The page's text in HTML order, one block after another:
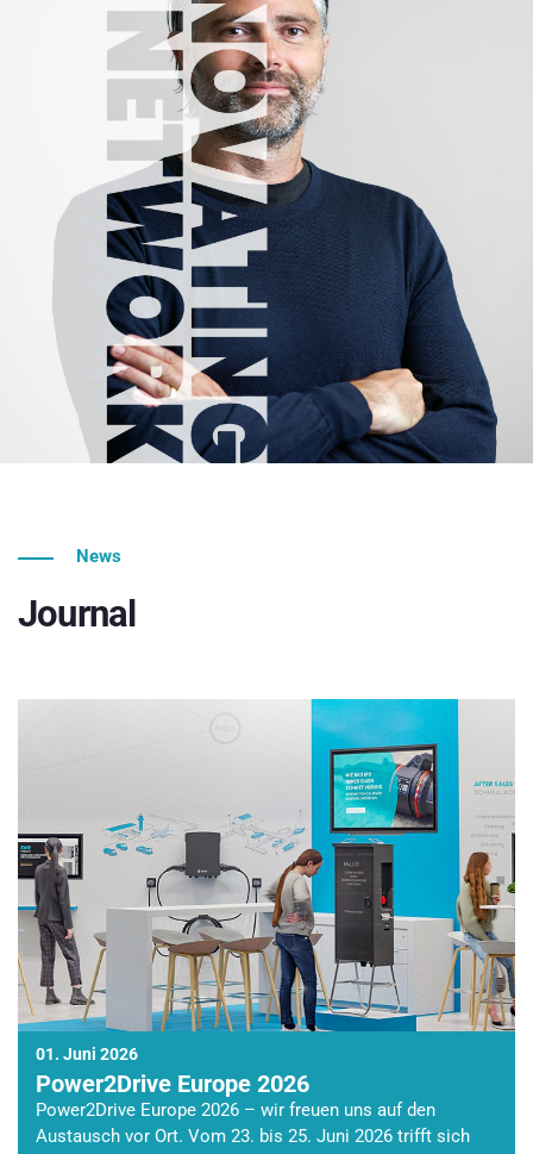
News
Journal
01. Juni 2026
Power2Drive Europe 2026
Power2Drive Europe 2026 – wir freuen uns auf den
Austausch vor Ort. Vom 23. bis 25. Juni 2026 trifft sich